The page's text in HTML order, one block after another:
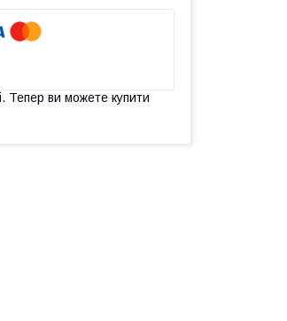
Тепер ви можете купити